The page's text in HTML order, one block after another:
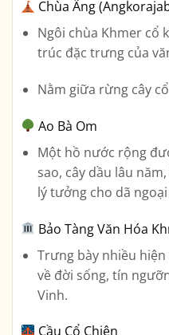
Chùa Âng
Ngôi chùa Khmer cổ
trúc đặc trưng của
Nằm giữa rừng cây
Ao Bà Om
Một hồ nước rộng
sao, cây dầu lâu
lý tưởng cho dã
Bảo Tàng Văn Hóa
Trưng bày nhiều
về đời sống, tín
Vinh.
Cầu Cổ Chiên